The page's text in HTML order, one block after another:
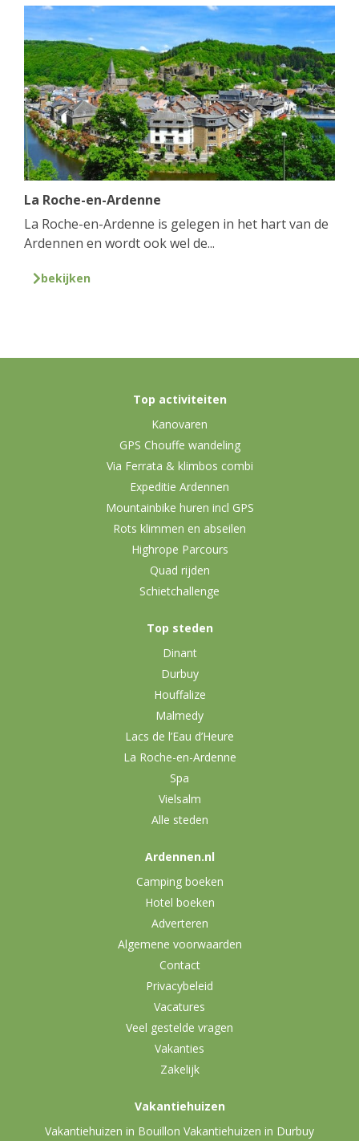
La Roche-en-Ardenne
La Roche-en-Ardenne is gelegen in het hart van de
Ardennen en wordt ook wel de...
bekijken
Top activiteiten
Kanovaren
GPS Chouffe wandeling
Via Ferrata & klimbos combi
Expeditie Ardennen
Mountainbike huren incl GPS
Rots klimmen en abseilen
Highrope Parcours
Quad rijden
Schietchallenge
Top steden
Dinant
Durbuy
Houffalize
Malmedy
Lacs de l’Eau d’Heure
La Roche-en-Ardenne
Spa
Vielsalm
Alle steden
Ardennen.nl
Camping boeken
Hotel boeken
Adverteren
Algemene voorwaarden
Contact
Privacybeleid
Vacatures
Veel gestelde vragen
Vakanties
Zakelijk
Vakantiehuizen
Vakantiehuizen in Bouillon Vakantiehuizen in Durbuy